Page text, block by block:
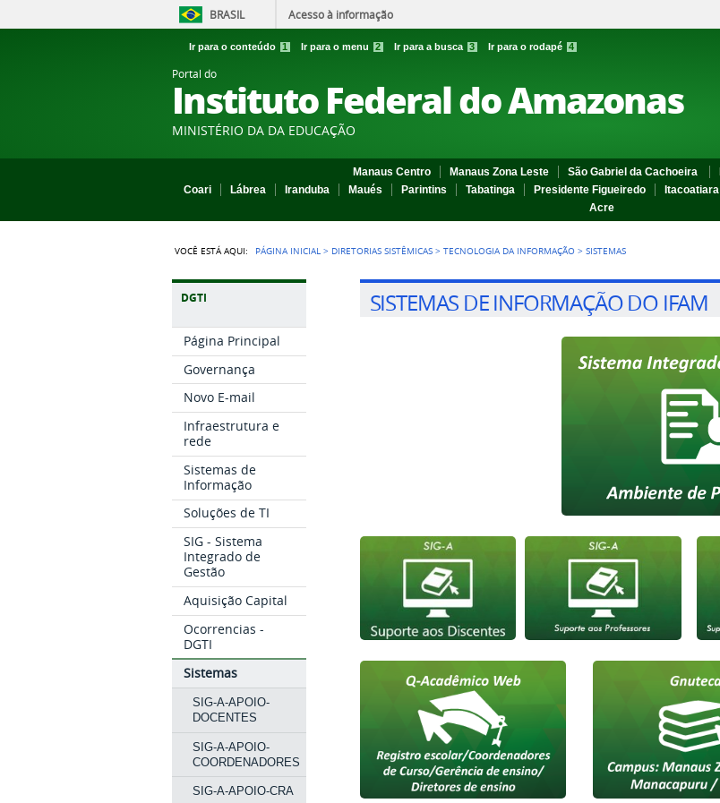
BRASIL Acesso à informação
Ir para o conteúdo 1 Ir para o menu 2 Ir para a busca 3 Ir para o rodapé 4
Portal do
Instituto Federal do Amazonas
MINISTÉRIO DA DA EDUCAÇÃO
Manaus Centro Manaus Zona Leste São Gabriel da Cachoeira
Coari
Lábrea Iranduba Maués Parintins Tabatinga Presidente Figueiredo Itacoatiara
Acre
VOCÊ ESTÁ AQUI: PÁGINA INICIAL > DIRETORIAS SISTÊMICAS >TECNOLOGIA DA INFORMAÇÃO >SISTEMAS
DGTI
Página Principal
Governança
Novo E-mail
Infraestrutura e
rede
Sistemas de
Informação
Soluções de TI
SIG - Sistema
Integrado de
Gestão
Aquisição Capital
Ocorrencias -
DGTI
Sistemas
SIG-A-APOIO-
DOCENTES
SIG-A-APOIO-
COORDENADORES
SIG-A-APOIO-CRA
SISTEMAS DE INFORMAÇÃO DO IFAM